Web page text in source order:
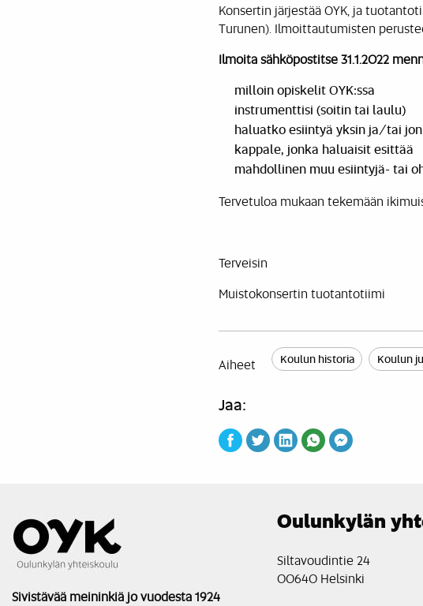
Konsertin järjestää OYK, ja
Turunen). Ilmoittautumisten
Ilmoita sähköpostitse 31.1.2022
milloin opiskelit OYK:ssa
instrumenttisi (soitin tai laulu)
haluatko esiintyä yksin ja/tai
kappale, jonka haluaisit esittää
mahdollinen muu esiintyjä- tai
Tervetuloa mukaan tekemään
Terveisin
Muistokonsertin tuotantotiimi
Aiheet Koulun historia Koulun
Jaa:
Sivistävää meininkiä jo vuodesta 1924
Oulunkylän
Siltavoudintie 24
00640 Helsinki